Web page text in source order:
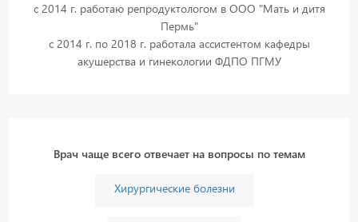
с 2014 г. работаю репродуктологом в ООО "Мать и дитя
Пермь"
с 2014 г. по 2018 г. работала ассистентом кафедры
акушерства и гинекологии ФДПО ПГМУ
Врач чаще всего отвечает на вопросы по темам
Хирургические болезни